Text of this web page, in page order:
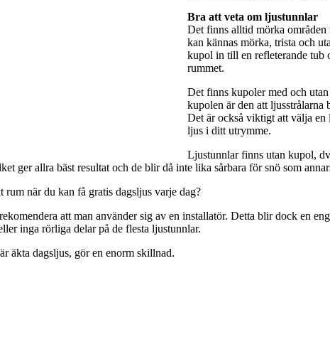
Bra att veta om ljustunnlar
Det finns alltid mörka
kan kännas mörka, trista och
kupol in till en refleterande tub
rummet.
Det finns kupoler med och
kupolen är den att ljusstrålarna
Det är också viktigt att välja en
ljus i ditt utrymme.
Ljustunnlar finns utan kupol,
ger allra bäst resultat och de blir då inte lika sårbara för snö som
när du kan få gratis dagsljus varje dag?
att man använder sig av en installatör. Detta blir dock en
inga rörliga delar på de flesta ljustunnlar.
äkta dagsljus, gör en enorm skillnad.